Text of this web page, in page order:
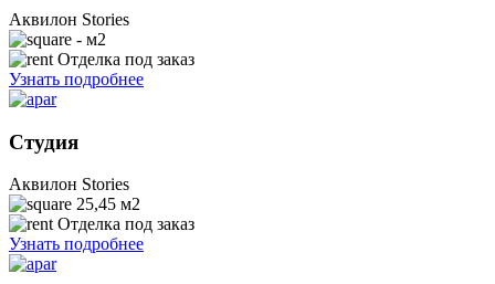
Аквилон Stories
- м2
Отделка под заказ
Узнать подробнее
Студия
Аквилон Stories
25,45 м2
Отделка под заказ
Узнать подробнее